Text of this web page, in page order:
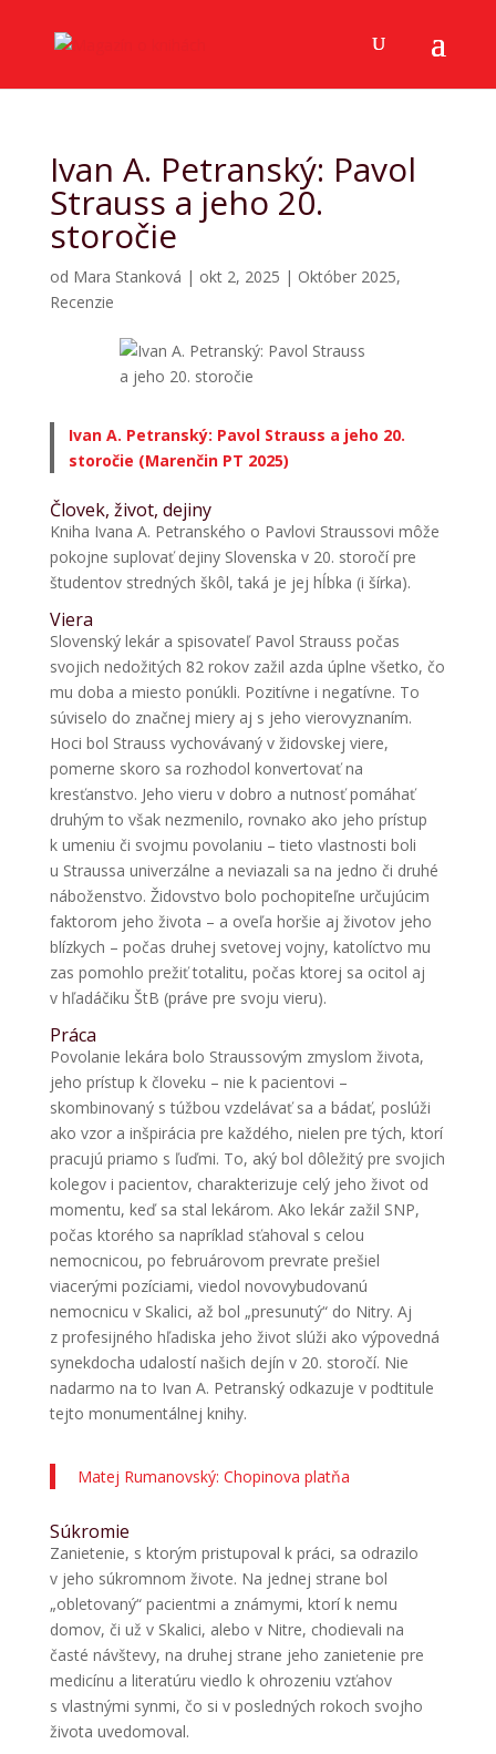
Ivan A. Petranský: Pavol
Strauss a jeho 20.
storočie
od Mara Stanková | okt 2, 2025 | Október 2025,
Recenzie
Ivan A. Petranský: Pavol Strauss a jeho 20.
storočie (Marenčin PT 2025)
Človek, život, dejiny
Kniha Ivana A. Petranského o Pavlovi Straussovi môže
pokojne suplovať dejiny Slovenska v 20. storočí pre
študentov stredných škôl, taká je jej hĺbka (i šírka).
Viera
Slovenský lekár a spisovateľ Pavol Strauss počas
svojich nedožitých 82 rokov zažil azda úplne všetko, čo
mu doba a miesto ponúkli. Pozitívne i negatívne. To
súviselo do značnej miery aj s jeho vierovyznaním.
Hoci bol Strauss vychovávaný v židovskej viere,
pomerne skoro sa rozhodol konvertovať na
kresťanstvo. Jeho vieru v dobro a nutnosť pomáhať
druhým to však nezmenilo, rovnako ako jeho prístup
k umeniu či svojmu povolaniu – tieto vlastnosti boli
u Straussa univerzálne a neviazali sa na jedno či druhé
náboženstvo. Židovstvo bolo pochopiteľne určujúcim
faktorom jeho života – a oveľa horšie aj životov jeho
blízkych – počas druhej svetovej vojny, katolíctvo mu
zas pomohlo prežiť totalitu, počas ktorej sa ocitol aj
v hľadáčiku ŠtB (práve pre svoju vieru).
Práca
Povolanie lekára bolo Straussovým zmyslom života,
jeho prístup k človeku – nie k pacientovi –
skombinovaný s túžbou vzdelávať sa a bádať, poslúži
ako vzor a inšpirácia pre každého, nielen pre tých, ktorí
pracujú priamo s ľuďmi. To, aký bol dôležitý pre svojich
kolegov i pacientov, charakterizuje celý jeho život od
momentu, keď sa stal lekárom. Ako lekár zažil SNP,
počas ktorého sa napríklad sťahoval s celou
nemocnicou, po februárovom prevrate prešiel
viacerými pozíciami, viedol novovybudovanú
nemocnicu v Skalici, až bol „presunutý“ do Nitry. Aj
z profesijného hľadiska jeho život slúži ako výpovedná
synekdocha udalostí našich dejín v 20. storočí. Nie
nadarmo na to Ivan A. Petranský odkazuje v podtitule
tejto monumentálnej knihy.
Matej Rumanovský: Chopinova platňa
Súkromie
Zanietenie, s ktorým pristupoval k práci, sa odrazilo
v jeho súkromnom živote. Na jednej strane bol
„obletovaný“ pacientmi a známymi, ktorí k nemu
domov, či už v Skalici, alebo v Nitre, chodievali na
časté návštevy, na druhej strane jeho zanietenie pre
medicínu a literatúru viedlo k ohrozeniu vzťahov
s vlastnými synmi, čo si v posledných rokoch svojho
života uvedomoval.